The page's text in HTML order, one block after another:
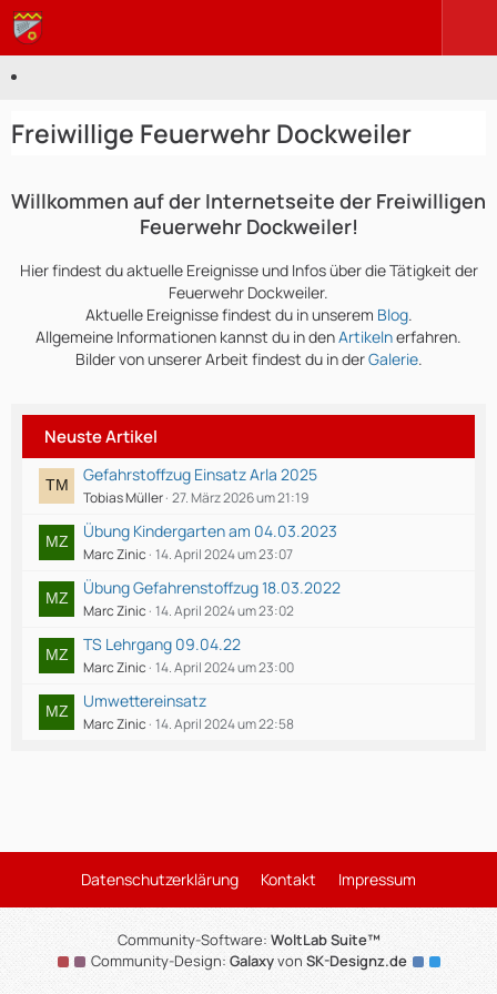
Freiwillige Feuerwehr Dockweiler
Willkommen auf der Internetseite der Freiwilligen
Feuerwehr Dockweiler!
Hier findest du aktuelle Ereignisse und Infos über die Tätigkeit der
Feuerwehr Dockweiler.
Aktuelle Ereignisse findest du in unserem Blog.
Allgemeine Informationen kannst du in denArtikelnerfahren.
Bilder von unserer Arbeit findest du in derGalerie.
Neuste Artikel
Gefahrstoffzug Einsatz Arla 2025
Tobias Müller 27. März 2026 um 21:19
Übung Kindergarten am 04.03.2023
Marc Zinic 14. April 2024 um 23:07
Übung Gefahrenstoffzug 18.03.2022
Marc Zinic 14. April 2024 um 23:02
TS Lehrgang 09.04.22
Marc Zinic 14. April 2024 um 23:00
Umwettereinsatz
Marc Zinic 14. April 2024 um 22:58
Datenschutzerklärung Kontakt Impressum
Community-Software: WoltLab Suite™
Community-Design: GalaxyvonSK-Designz.de